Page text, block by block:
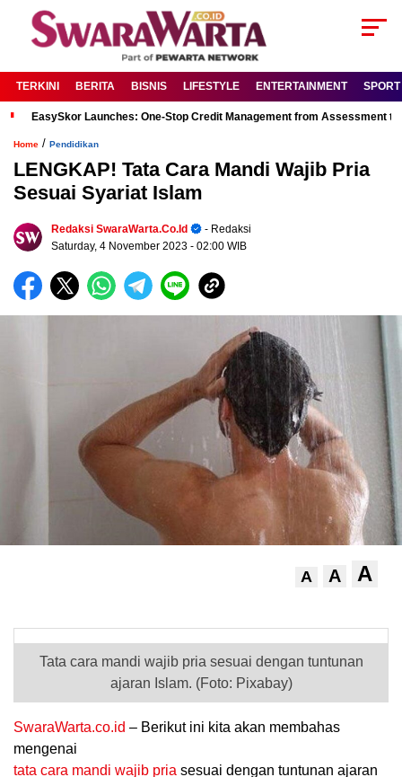
TERKINI BERITA BISNIS LIFESTYLE ENTERTAINMENT SPORT
EasySkor Launches: One-Stop Credit Management from Assessment
Home / Pendidikan
LENGKAP! Tata Cara Mandi Wajib Pria
Sesuai Syariat Islam
Redaksi SwaraWarta.co.id
- Redaksi
Saturday, 4 November 2023 - 02:00 WIB
A A A
Tata cara mandi wajib pria sesuai dengan tuntunan
ajaran Islam. (Foto: Pixabay)
SwaraWarta.co.id – Berikut ini kita akan membahas
mengenai
tata cara mandi wajib pria sesuai dengan tuntunan ajaran